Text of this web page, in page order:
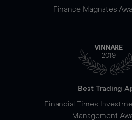
Finance Magnates
VINNARE
2019
Best Trading
Financial Times
Management